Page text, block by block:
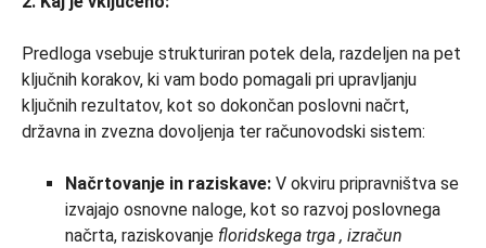
Predloga vsebuje strukturiran potek dela, razdeljen na pet
ključnih korakov, ki vam bodo pomagali pri upravljanju
ključnih rezultatov, kot so dokončan poslovni načrt,
državna in zvezna dovoljenja ter računovodski sistem:
Načrtovanje in raziskave: V okviru pripravništva se
izvajajo osnovne naloge, kot so razvoj poslovnega
načrta, raziskovanje floridskega trga , izračun